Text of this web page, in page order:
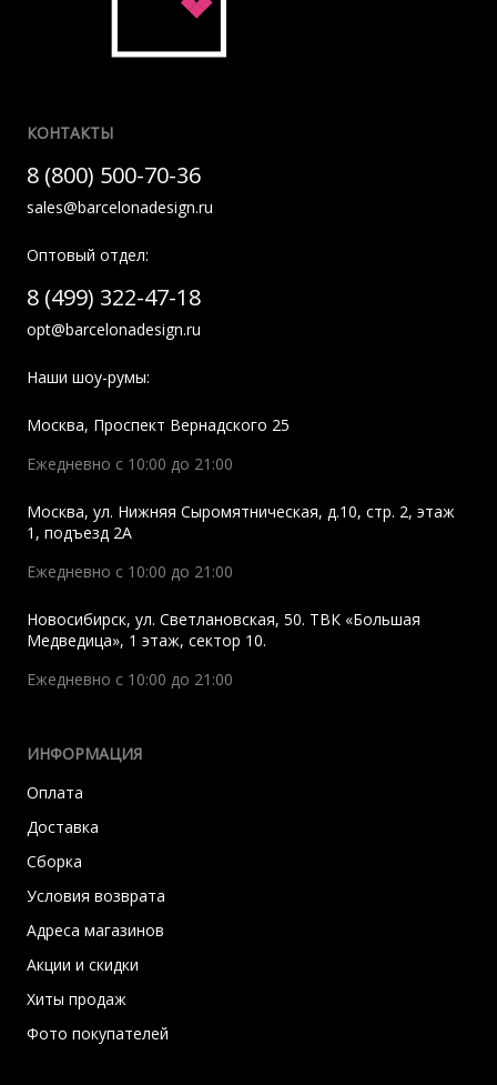
КОНТАКТЫ
8 (800) 500-70-36
sales@barcelonadesign.ru
Оптовый отдел:
8 (499) 322-47-18
opt@barcelonadesign.ru
Наши шоу-румы:
Москва, Проспект Вернадского 25
Ежедневно с 10:00 до 21:00
Москва, ул. Нижняя Сыромятническая, д.10, стр. 2, этаж
1, подъезд 2A
Ежедневно с 10:00 до 21:00
Новосибирск, ул. Светлановская, 50. ТВК «Большая
Медведица», 1 этаж, сектор 10.
Ежедневно с 10:00 до 21:00
ИНФОРМАЦИЯ
Оплата
Доставка
Сборка
Условия возврата
Адреса магазинов
Акции и скидки
Хиты продаж
Фото покупателей